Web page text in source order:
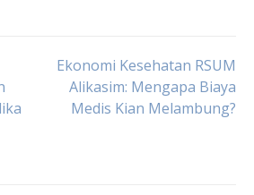
Ekonomi Kesehatan RSUM
Alikasim: Mengapa Biaya
Medis Kian Melambung?